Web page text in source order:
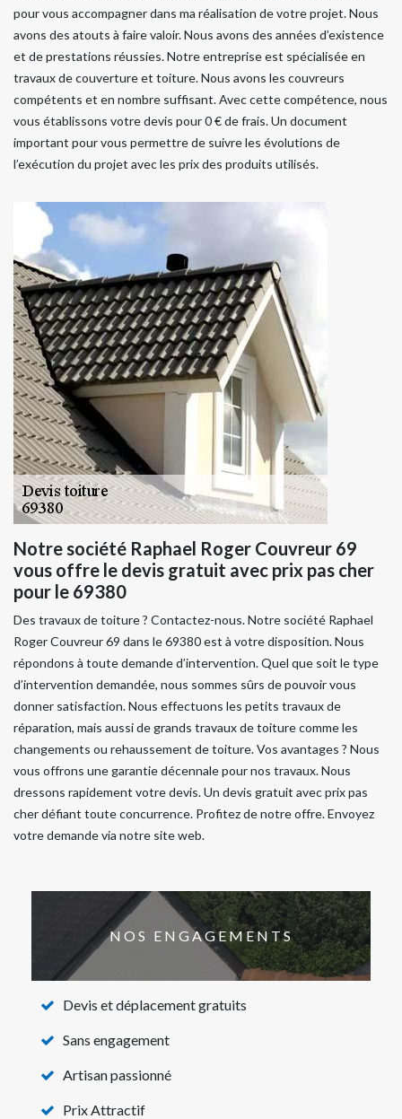
pour vous accompagner dans ma réalisation de votre projet. Nous
avons des atouts à faire valoir. Nous avons des années d’existence
et de prestations réussies. Notre entreprise est spécialisée en
travaux de couverture et toiture. Nous avons les couvreurs
compétents et en nombre suffisant. Avec cette compétence, nous
vous établissons votre devis pour 0 € de frais. Un document
important pour vous permettre de suivre les évolutions de
l’exécution du projet avec les prix des produits utilisés.
Notre société Raphael Roger Couvreur 69
vous offre le devis gratuit avec prix pas cher
pour le 69380
Des travaux de toiture ? Contactez-nous. Notre société Raphael
Roger Couvreur 69 dans le 69380 est à votre disposition. Nous
répondons à toute demande d’intervention. Quel que soit le type
d’intervention demandée, nous sommes sûrs de pouvoir vous
donner satisfaction. Nous effectuons les petits travaux de
réparation, mais aussi de grands travaux de toiture comme les
changements ou rehaussement de toiture. Vos avantages ? Nous
vous offrons une garantie décennale pour nos travaux. Nous
dressons rapidement votre devis. Un devis gratuit avec prix pas
cher défiant toute concurrence. Profitez de notre offre. Envoyez
votre demande via notre site web.
NOS ENGAGEMENTS
Devis et déplacement gratuits
Sans engagement
Artisan passionné
Prix Attractif